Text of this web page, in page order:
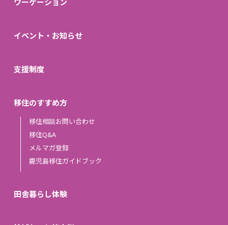
イベント・お知らせ
支援制度
移住のすすめ方
移住相談お問い合わせ
移住Q&A
メルマガ登録
鹿児島移住ガイドブック
田舎暮らし体験